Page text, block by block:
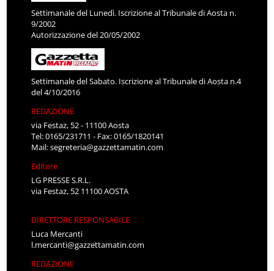
Settimanale del Lunedì. Iscrizione al Tribunale di Aosta n.
9/2002
Autorizzazione del 20/05/2002
Settimanale del Sabato. Iscrizione al Tribunale di Aosta n.4
del 4/10/2016
REDAZIONE
via Festaz, 52 - 11100 Aosta
Tel: 0165/231711 - Fax: 0165/1820141
Mail:segreteria@gazzettamatin.com
Editore
LG PRESSE S.R.L.
via Festaz, 52 11100 AOSTA
DIRETTORE RESPONSABILE
Luca Mercanti
l.mercanti@gazzettamatin.com
REDAZIONE